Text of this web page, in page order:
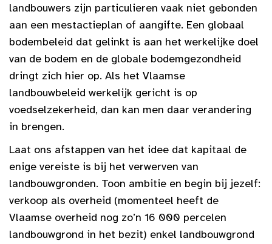
landbouwers zijn particulieren vaak niet gebonden
aan een mestactieplan of aangifte. Een globaal
bodembeleid dat gelinkt is aan het werkelijke doel
van de bodem en de globale bodemgezondheid
dringt zich hier op. Als het Vlaamse
landbouwbeleid werkelijk gericht is op
voedselzekerheid, dan kan men daar verandering
in brengen.
Laat ons afstappen van het idee dat kapitaal de
enige vereiste is bij het verwerven van
landbouwgronden. Toon ambitie en begin bij jezelf:
verkoop als overheid (momenteel heeft de
Vlaamse overheid nog zo’n 16 000 percelen
landbouwgrond in het bezit) enkel landbouwgrond